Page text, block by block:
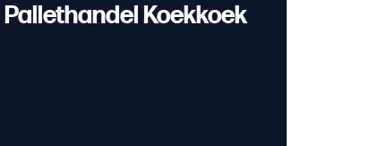
Pallethandel Koekkoek